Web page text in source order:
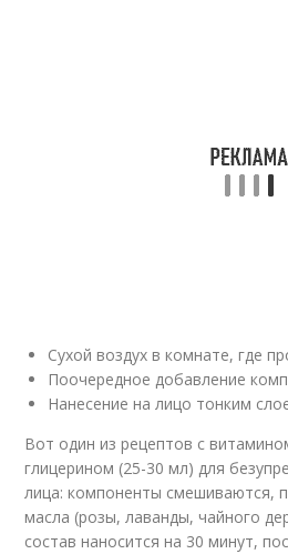
Сухой воздух в комнате, где
Поочередное добавление
Нанесение на лицо тонким
Вот один из рецептов с
глицерином (25-30 мл) для
лица: компоненты смешиваются,
масла (розы, лаванды, чайного
состав наносится на 30 минут,